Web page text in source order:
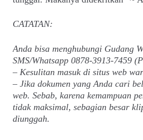
CATATAN:
Anda bisa menghubungi Gudang
SMS/Whatsapp 0878-3913-7459
– Kesulitan masuk di situs web
– Jika dokumen yang Anda cari
web. Sebab, karena kemampuan
tidak maksimal, sebagian besar
diunggah.